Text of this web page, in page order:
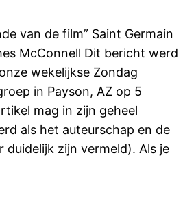
van de film” Saint Germain
McConnell Dit bericht werd
wekelijkse Zondag
in Payson, AZ op 5
mag in zijn geheel
als het auteurschap en de
duidelijk zijn vermeld). Als je